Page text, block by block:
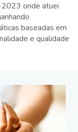
onde atuei
baseadas em
e qualidade